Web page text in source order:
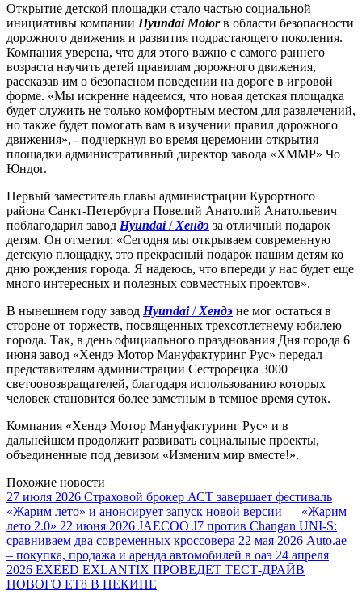
Открытие детской площадки стало частью социальной
инициативы компании Hyundai Motorв области безопасности
дорожного движения и развития подрастающего поколения.
Компания уверена, что для этого важно с самого раннего
возраста научить детей правилам дорожного движения,
рассказав им о безопасном поведении на дороге в игровой
форме. «Мы искренне надеемся, что новая детская площадка
будет служить не только комфортным местом для развлечений,
но также будет помогать вам в изучении правил дорожного
движения», - подчеркнул во время церемонии открытия
площадки административный директор завода «ХММР» Чо
Юндог.
Первый заместитель главы администрации Курортного
района Санкт-Петербурга Повелий Анатолий Анатольевич
поблагодарил завод Hyundai/ Хендэ за отличный подарок
детям. Он отметил: «Сегодня мы открываем современную
детскую площадку, это прекрасный подарок нашим детям ко
дню рождения города. Я надеюсь, что впереди у нас будет еще
много интересных и полезных совместных проектов».
В нынешнем году завод Hyundai/ Хендэ не мог остаться в
стороне от торжеств, посвященных трехсотлетнему юбилею
города. Так, в день официального празднования Дня города 6
июня завод «Хендэ Мотор Мануфактуринг Рус» передал
представителям администрации Сестрорецка 3000
светоовозвращателей, благодаря использованию которых
человек становится более заметным в темное время суток.
Компания «Хендэ Мотор Мануфактуринг Рус» и в
дальнейшем продолжит развивать социальные проекты,
объединенные под девизом «Изменим мир вместе!».
Похожие новости
27 июля 2026 Страховой брокер АСТ завершает фестиваль
«Жарим лето» и анонсирует запуск новой версии — «Жарим
лето 2.0» 22 июня 2026 JAECOO J7 против Changan UNI-S:
сравниваем два современных кроссовера 22 мая 2026 Auto.ae
– покупка, продажа и аренда автомобилей в оаэ 24 апреля
2026 EXEED EXLANTIX ПРОВЕДЕТ ТЕСТ-ДРАЙВ
НОВОГО ET8 В ПЕКИНЕ